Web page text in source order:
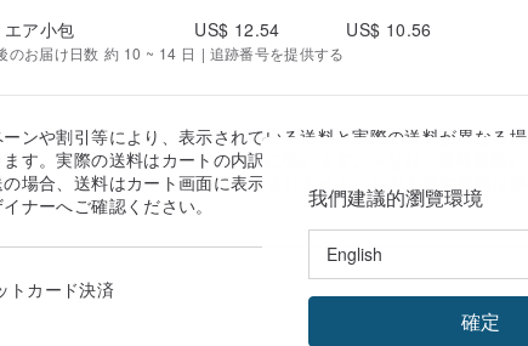
ア小包
US$ 12.54 US$ 10.56
のお届け日数 約 10 ~ 14 日 | 追跡番号を提供する
ンや割引等により、表示されている送料と実際の送料が異なる場
す。実際の送料はカートの内訳に従います。 ※なお、送料着払い
場合、送料はカート画面に表示されません。おおよその送料は事
ナーへご確認ください。
トカード決済
我們建議的瀏覽環境
確定